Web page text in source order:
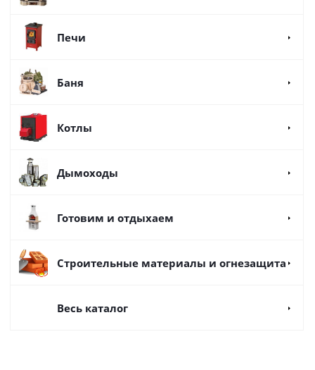
Печи
Баня
Котлы
Дымоходы
Готовим и отдыхаем
Строительные материалы и огнезащита
Весь каталог